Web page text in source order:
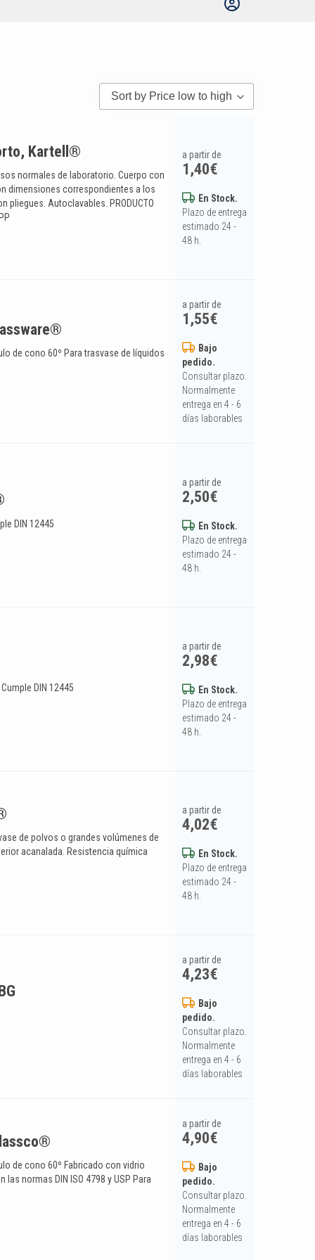
Sort by Price low to high
Kartell®
normales de laboratorio. Cuerpo con
dimensiones correspondientes a los
Autoclavables. PRODUCTO
a partir de
1,40€
En Stock.
Plazo de entrega
estimado 24 -
48 h.
de cono 60º Para trasvase de líquidos
a partir de
1,55€
Bajo
pedido.
Consultar plazo.
Normalmente
entrega en 4 - 6
días laborables
DIN 12445
a partir de
2,50€
En Stock.
Plazo de entrega
estimado 24 -
48 h.
DIN 12445
a partir de
2,98€
En Stock.
Plazo de entrega
estimado 24 -
48 h.
de polvos o grandes volúmenes de
acanalada. Resistencia química
a partir de
4,02€
En Stock.
Plazo de entrega
estimado 24 -
48 h.
a partir de
4,23€
Bajo
pedido.
Consultar plazo.
Normalmente
entrega en 4 - 6
días laborables
de cono 60º Fabricado con vidrio
las normas DIN ISO 4798 y USP Para
a partir de
4,90€
Bajo
pedido.
Consultar plazo.
Normalmente
entrega en 4 - 6
días laborables